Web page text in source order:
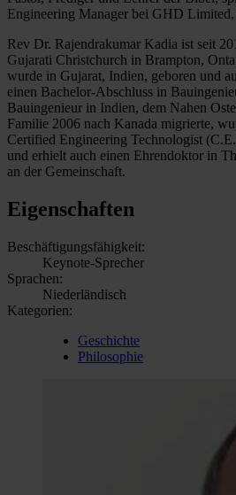
Engineering Manager bei GHD Limited,
Rev Dr. Rajendrakumar Kadia ist seit
Gujarati Christchurch in Brampton,
wurde in Gujarat, Indien, geboren und
einen Bachelor-Abschluss in
Bauingenieur in Indien, dem Nahen
Familie 2006 nach Kanada migrierte,
Certified Engineering Technologist
und erhielt auch einen Ehrendoktor in
an der Gemeinschaft.
Eigenschaften
Beschäftigungsfähigkeit:
Keynote-Sprecher
Sprachen:
Niederländisch
Kategorien:
Geschichte
Philosophie